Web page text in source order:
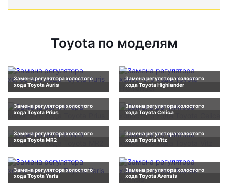
Toyota по моделям
Замена регулятора холостого
хода Toyota Auris
Замена регулятора холостого
хода Toyota Highlander
Замена регулятора холостого
хода Toyota Prius
Замена регулятора холостого
хода Toyota Celica
Замена регулятора холостого
хода Toyota MR2
Замена регулятора холостого
хода Toyota Vitz
Замена регулятора холостого
хода Toyota Yaris
Замена регулятора холостого
хода Toyota Avensis